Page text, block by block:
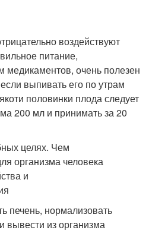
воздействуют
питание,
медикаментов, очень полезен
выпивать его по утрам
половинки плода следует
200 мл и принимать за 20
печень, нормализовать
вывести из организма